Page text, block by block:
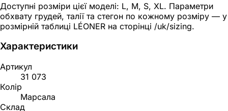
Доступні розміри цієї моделі: L, M, S, XL. Параметри
обхвату грудей, талії та стегон по кожному розміру — у
розмірній таблиці LÉONER на сторінці /uk/sizing.
Характеристики
Артикул
31 073
Колір
Марсала
Склад